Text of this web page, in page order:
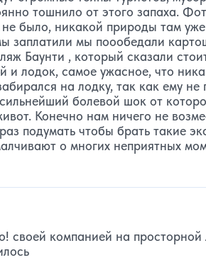
тошнило от этого запаха.
было, никакой природы там
заплатили мы поообедали
Баунти , который сказали
и лодок, самое ужасное, что
на лодку, так как ему
болевой шок от
Конечно нам ничего не
подумать чтобы брать такие
о многих неприятных
звезд:
своей компанией на